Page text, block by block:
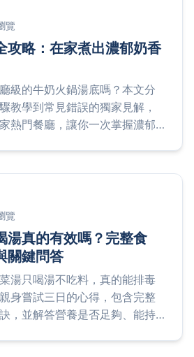
覽
攻略：在家煮出濃郁奶香
級的牛奶火鍋湯底嗎？本文分
教學到常見錯誤的獨家見解，
熱門餐廳，讓你一次掌握濃郁
覽
湯真的有效嗎？完整食
關鍵問答
湯只喝湯不吃料，真的能排毒
身嘗試三日的心得，包含完整
，並解答營養是否足夠、能持